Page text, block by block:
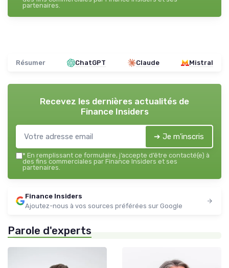
partenaires.
Résumer ChatGPT Claude Mistral
Recevez les dernières actualités de
Finance Insiders
➔ Je m'inscris
* En remplissant ce formulaire, j’accepte d’être contacté(e) à
des fins commerciales par Finance Insiders et ses
partenaires.
Finance Insiders
Ajoutez-nous à vos sources préférées sur Google
Parole d'experts